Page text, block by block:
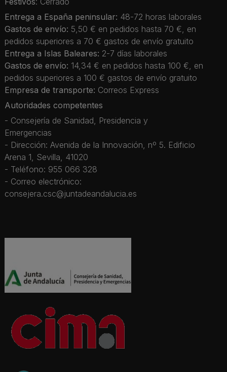
Entrega a España peninsular: 48-72 horas laborales
Gastos de envío: 5,50 € en pedidos hasta 70 €, en
pedidos superiores a 70 € gastos de envío gratuito
Entrega a Islas Baleares: 2-7 días laborales
Gastos de envío: 14,34 € en pedidos hasta 100 €, en
pedidos superiores a 100 € gastos de envío gratuito
Empresa de transporte: Correos Express
Autoridades competentes
- Consejería de Sanidad, Presidencia y
Emergencias
- Dirección: Avenida de la Innovación, nº 5. Edificio
Arena 1, Sevilla, 41020
- Teléfono: 955 066 328
- Correo electrónico:
consejera.csc@juntadeandalucia.es